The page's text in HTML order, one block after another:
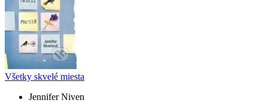
Všetky skvelé miesta
Jennifer Niven